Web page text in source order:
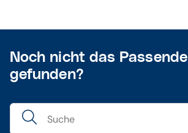
Noch nicht das Passende
gefunden?